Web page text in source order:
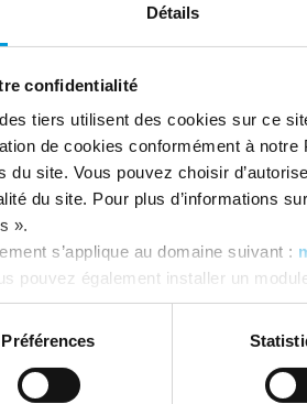
Détails
confidentialité
tiers utilisent des cookies sur ce
de cookies conformément à
site. Vous pouvez choisir
du site. Pour plus d’informations
».
s’applique au domaine suivant :
pouvez également installer un
https://tools.google.com/dlpage/
Préférences